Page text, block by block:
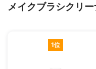
メイクブラシクリ
1位